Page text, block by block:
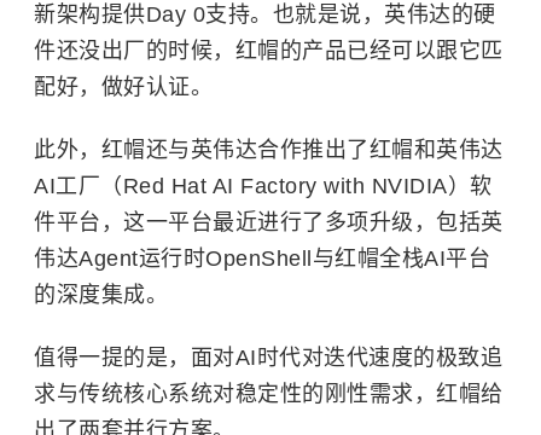
新架构提供Day 0支持。也就是说，英伟达的硬
件还没出厂的时候，红帽的产品已经可以跟它匹
配好，做好认证。
此外，红帽还与英伟达合作推出了红帽和英伟达
AI工厂（Red Hat AI Factory with NVIDIA）软
件平台，这一平台最近进行了多项升级，包括英
伟达Agent运行时OpenShell与红帽全栈AI平台
的深度集成。
值得一提的是，面对AI时代对迭代速度的极致追
求与传统核心系统对稳定性的刚性需求，红帽给
出了两套并行方案。